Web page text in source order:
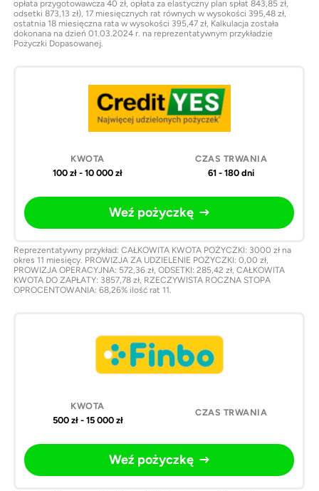
opłata przygotowawcza 40 zł, opłata za elastyczny plan spłat 843,85 zł,
odsetki 873,13 zł), 17 miesięcznych rat równych w wysokości 395,48 zł,
ostatnia 18 miesięczna rata w wysokości 395,47 zł, Kalkulacja została
dokonana na dzień 01.03.2024 r. na reprezentatywnym przykładzie
Pożyczki Dopasowanej.
100 zł - 10 000 zł 61 - 180 dni
Weź pożyczkę
Reprezentatywny przykład: CAŁKOWITA KWOTA POŻYCZKI: 3000 zł na
okres 11 miesięcy. PROWIZJA ZA UDZIELENIE POŻYCZKI: 0,00 zł,
PROWIZJA OPERACYJNA: 572,36 zł, ODSETKI: 285,42 zł, CAŁKOWITA
KWOTA DO ZAPŁATY: 3857,78 zł, RZECZYWISTA ROCZNA STOPA
OPROCENTOWANIA: 68,26% ilość rat 11.
500 zł - 15 000 zł
Weź pożyczkę